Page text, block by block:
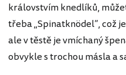
královstvím knedlíků,
třeba „Spinatknödel“, což
ale v těstě je vmíchaný
obvykle s trochou másla a